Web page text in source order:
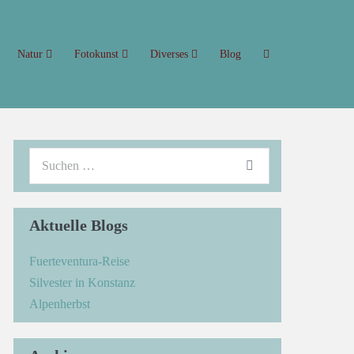
Natur Fotokunst Diverses Blog
Aktuelle Blogs
Fuerteventura-Reise
Silvester in Konstanz
Alpenherbst